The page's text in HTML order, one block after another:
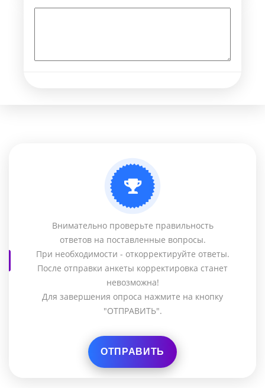
Внимательно проверьте правильность
ответов на поставленные вопросы.
При необходимости - откорректируйте ответы.
После отправки анкеты корректировка станет
невозможна!
Для завершения опроса нажмите на кнопку
"ОТПРАВИТЬ".